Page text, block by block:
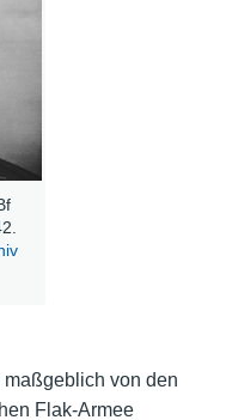
von den
Flak-Armee